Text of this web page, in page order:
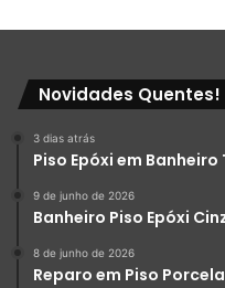
Evite Produtos
neutro e panos
Proteja Contra
móveis e evite
preservar o brilho e a
Novidades Quentes!
3 dias atrás
Piso Epóxi em
9 de junho de 2026
Banheiro Piso Epóxi
8 de junho de 2026
Reparo em Piso